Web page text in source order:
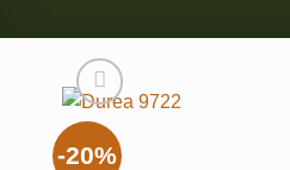
-20%